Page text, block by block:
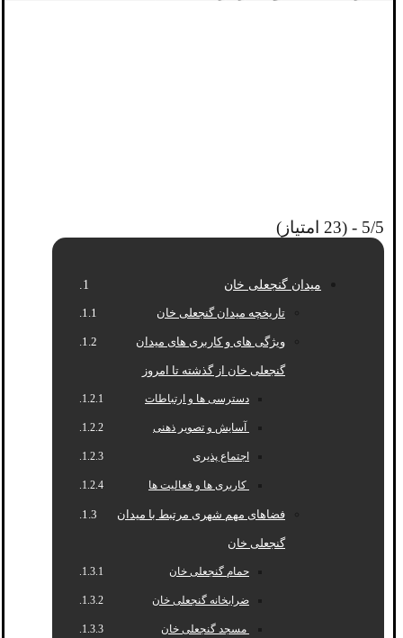
5/5 - (23 امتیاز)
میدان گنجعلی خان
تاریخچه میدان گنجعلی خان
ویژگی های و کاربری های میدان
گنجعلی خان از گذشته تا امروز
دسترسی ها و ارتباطات
آسایش و تصویر ذهنی
اجتماع پذیری
کاربری ها و فعالیت ها
فضاهای مهم شهری مرتبط با میدان
گنجعلی خان
حمام گنجعلی خان
ضرابخانه گنجعلی خان
مسجد گنجعلی خان